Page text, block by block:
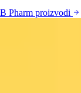
B Pharm proizvodi